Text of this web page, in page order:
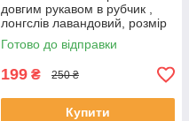
довгим рукавом в рубчик ,
лонгслів лавандовий, розмір
S-M
Готово до відправки
199 ₴ 250 ₴
Купити